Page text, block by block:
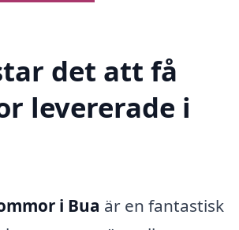
det att få
levererade i
i Bua är en fantastisk